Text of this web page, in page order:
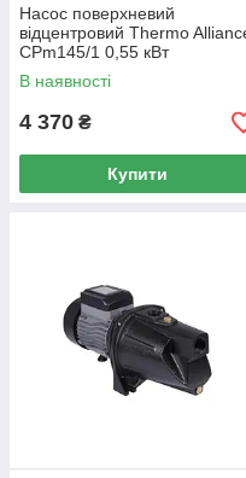
Насос поверхневий
відцентровий Thermo
CPm145/1 0,55 кВт
В наявності
4 370 ₴
Купити